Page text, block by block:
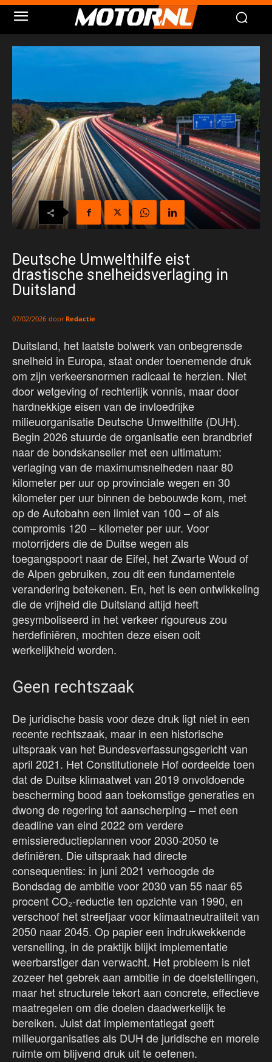
Deutsche Umwelthilfe eist
drastische snelheidsverlaging in
Duitsland
07/02/2026 door Redactie
Duitsland, het laatste bolwerk van onbegrensde
snelheid in Europa, staat onder toenemende druk
om zijn verkeersnormen radicaal te herzien. Niet
door wetgeving of rechterlijk vonnis, maar door
hardnekkige eisen van de invloedrijke
milieuorganisatie Deutsche Umwelthilfe (DUH).
Begin 2026 stuurde de organisatie een brandbrief
naar de bondskanselier met een ultimatum:
verlaging van de maximumsnelheden naar 80
kilometer per uur op provinciale wegen en 30
kilometer per uur binnen de bebouwde kom, met
op de Autobahn een limiet van 100 – of als
compromis 120 – kilometer per uur. Voor
motorrijders die de Duitse wegen als
toegangspoort naar de Eifel, het Zwarte Woud of
de Alpen gebruiken, zou dit een fundamentele
verandering betekenen. En, het is een ontwikkeling
die de vrijheid die Duitsland altijd heeft
gesymboliseerd in het verkeer rigoureus zou
herdefiniëren, mochten deze eisen ooit
werkelijkheid worden.
Geen rechtszaak
De juridische basis voor deze druk ligt niet in een
recente rechtszaak, maar in een historische
uitspraak van het Bundesverfassungsgericht van
april 2021. Het Constitutionele Hof oordeelde toen
dat de Duitse klimaatwet van 2019 onvoldoende
bescherming bood aan toekomstige generaties en
dwong de regering tot aanscherping – met een
deadline van eind 2022 om verdere
emissiereductieplannen voor 2030-2050 te
definiëren. Die uitspraak had directe
consequenties: in juni 2021 verhoogde de
Bondsdag de ambitie voor 2030 van 55 naar 65
procent CO₂-reductie ten opzichte van 1990, en
verschoof het streefjaar voor klimaatneutraliteit van
2050 naar 2045. Op papier een indrukwekkende
versnelling, in de praktijk blijkt implementatie
weerbarstiger dan verwacht. Het probleem is niet
zozeer het gebrek aan ambitie in de doelstellingen,
maar het structurele tekort aan concrete, effectieve
maatregelen om die doelen daadwerkelijk te
bereiken. Juist dat implementatiegat geeft
milieuorganisaties als DUH de juridische en morele
ruimte om blijvend druk uit te oefenen.